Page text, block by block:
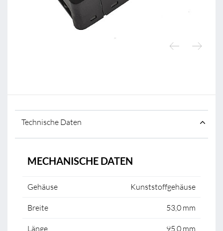
Technische Daten
MECHANISCHE DATEN
Gehäuse Kunststoffgehäuse
Breite 53,0 mm
Länge 95,0 mm